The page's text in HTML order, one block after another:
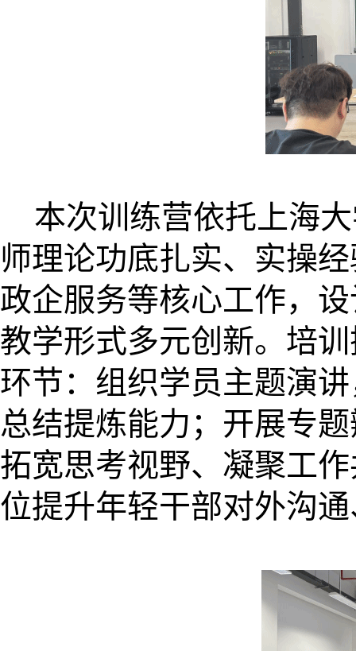
本次训练营依托上海
师理论功底扎实、实操
政企服务等核心工作，
教学形式多元创新。培
环节：组织学员主题演
总结提炼能力；开展专
拓宽思考视野、凝聚工
位提升年轻干部对外沟